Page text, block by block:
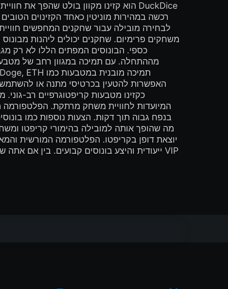
רכשה במהירות מוניטין כאחד הקזינוים
כספי. הבונוסים המפתים הללו לא רק
המיועדות לחוויית משחק מרתקת. הפלטפורמה